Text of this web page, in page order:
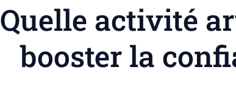
Quelle activité
booster la